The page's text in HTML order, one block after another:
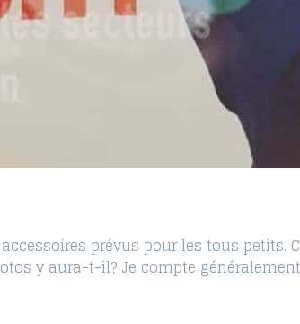
prévus pour les tous petits.
y aura-t-il? Je compte